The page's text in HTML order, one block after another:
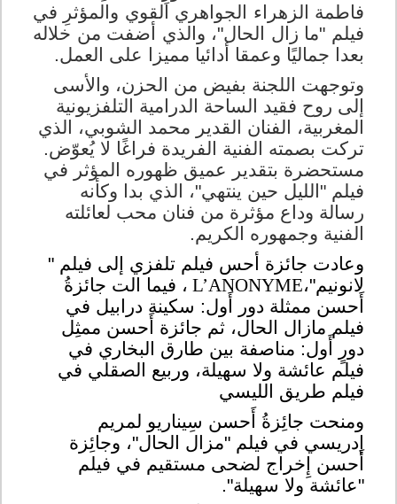
فاطمة الزهراء الجواهري القوي والمؤثرِ في
فيلم "ما زال الحال"، والذي أضفت من خلاله
بعدا جماليًا وعمقا أدائيا مميزا على العمل.
وتوجهت اللجنة بفيض من الحزن، والأسى
إلى روح فقيد الساحة الدرامية التلفزيونية
المغربية، الفنان القدير محمد الشوبي، الذي
تركت بصمته الفنية الفريدة فراغًا لا يُعوّض.
مستحضرة بتقدير عميق ظهوره المؤثر في
فيلم "الليل حين ينتهي"، الذي بدا وكأنه
رسالة وداع مؤثرة من فنان محب لعائلته
الفنية وجمهوره الكريم.
وعادت جائزة أحس فيلم تلفزي إلى فيلم "
لانونيم"،L’ANONYME ، فيما الت جائزةُ
أَحسن ممثلة دور أَول: سكينة درابيل في
فيلم مازال الحال، ثم جائزة أَحسن ممثِل
دورٍ أَول: مناصفة بين طارق البخاري في
فيلم عائشة ولا سهيلة، وربيع الصقلي في
فيلم طريق الليسي
ومنحت جائِزةُ أَحسن سِيناريو لمريم
إدريسي في فيلم "مزال الحال"، وجائِزة
أَحسن إِخراج لضحى مستقيم في فيلم
"عائشة ولا سهيلة".